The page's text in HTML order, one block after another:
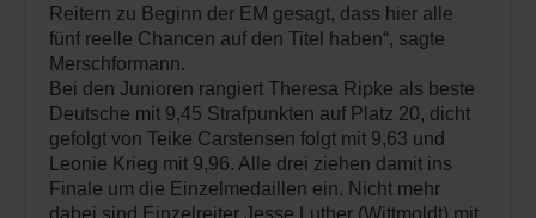
Reitern zu Beginn der EM gesagt, dass hier alle
fünf reelle Chancen auf den Titel haben“, sagte
Merschformann.
Bei den Junioren rangiert Theresa Ripke als beste
Deutsche mit 9,45 Strafpunkten auf Platz 20, dicht
gefolgt von Teike Carstensen folgt mit 9,63 und
Leonie Krieg mit 9,96. Alle drei ziehen damit ins
Finale um die Einzelmedaillen ein. Nicht mehr
dabei sind Einzelreiter Jesse Luther (Wittmoldt) mit